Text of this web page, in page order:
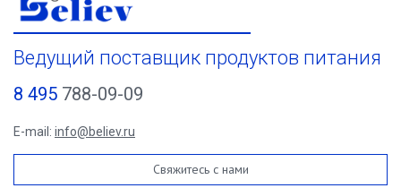
Ведущий поставщик продуктов питания
8 495 788-09-09
E-mail: info@believ.ru
Свяжитесь с нами